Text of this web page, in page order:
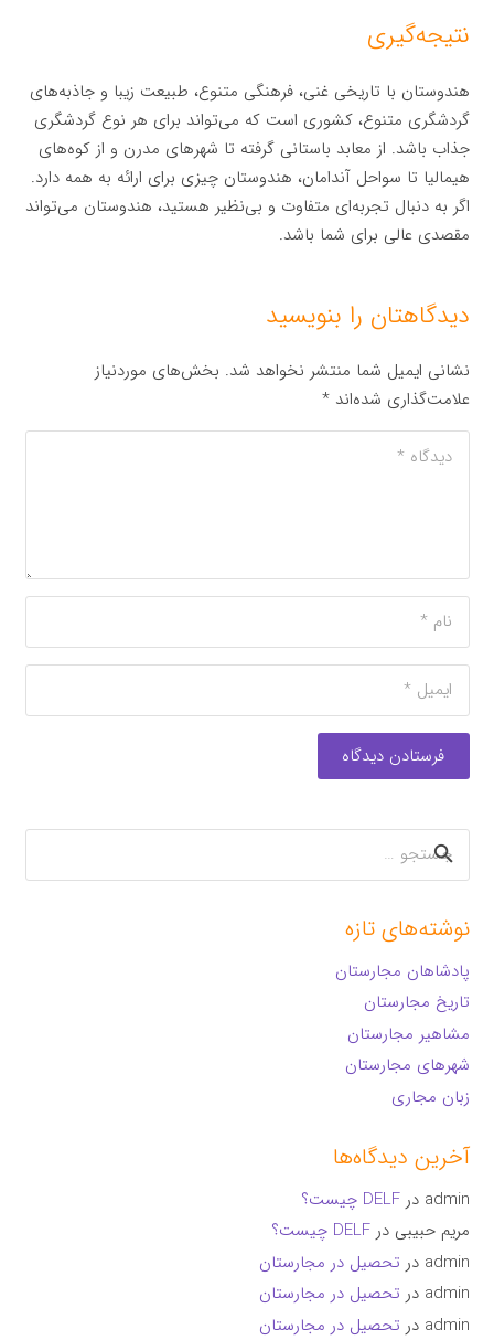
نتیجه‌گیری
هندوستان با تاریخی غنی، فرهنگی متنوع، طبیعت زیبا و جاذبه‌های
گردشگری متنوع، کشوری است که می‌تواند برای هر نوع گردشگری
جذاب باشد. از معابد باستانی گرفته تا شهرهای مدرن و از کوه‌های
هیمالیا تا سواحل آندامان، هندوستان چیزی برای ارائه به همه دارد.
اگر به دنبال تجربه‌ای متفاوت و بی‌نظیر هستید، هندوستان می‌تواند
مقصدی عالی برای شما باشد.
دیدگاهتان را بنویسید
نشانی ایمیل شما منتشر نخواهد شد. بخش‌های موردنیاز
علامت‌گذاری شده‌اند*
فرستادن دیدگاه
جستجو
برای:
نوشته‌های تازه
پادشاهان مجارستان
تاریخ مجارستان
مشاهیر مجارستان
شهرهای مجارستان
زبان مجاری
آخرین دیدگاه‌ها
admin درDELF چیست؟
مریم حبیبی درDELF چیست؟
admin در تحصیل در مجارستان
admin در تحصیل در مجارستان
admin در تحصیل در مجارستان